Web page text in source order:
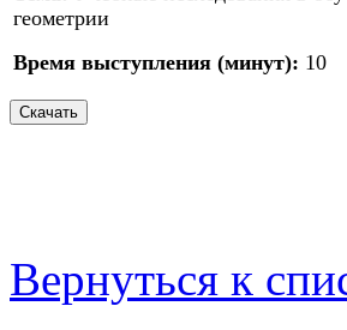
геометрии
Время выступления (минут): 10
Вернуться к